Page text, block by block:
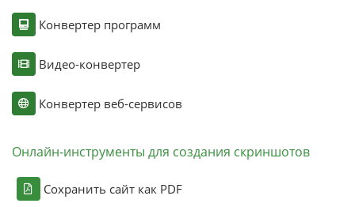
Конвертер программ
Видео-конвертер
Конвертер веб-сервисов
Онлайн-инструменты для создания скриншотов
Сохранить сайт как PDF